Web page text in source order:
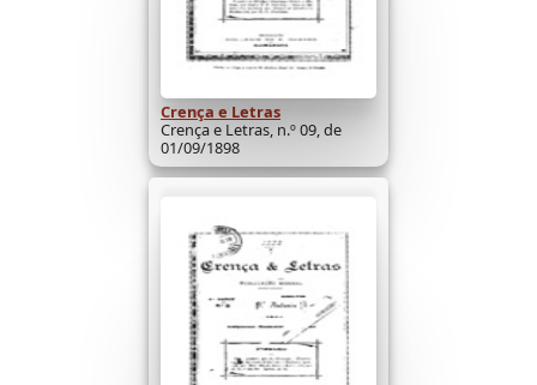
Crença e Letras
Crença e Letras, n.º 09, de
01/09/1898